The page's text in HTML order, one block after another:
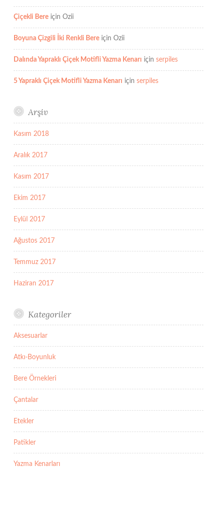
Çiçekli Bere için Ozii
Boyuna Çizgili İki Renkli Bere için Ozii
Dalında Yapraklı Çiçek Motifli Yazma Kenarı için serpiles
5 Yapraklı Çiçek Motifli Yazma Kenarı için serpiles
Arşiv
Kasım 2018
Aralık 2017
Kasım 2017
Ekim 2017
Eylül 2017
Ağustos 2017
Temmuz 2017
Haziran 2017
Kategoriler
Aksesuarlar
Atkı-Boyunluk
Bere Örnekleri
Çantalar
Etekler
Patikler
Yazma Kenarları